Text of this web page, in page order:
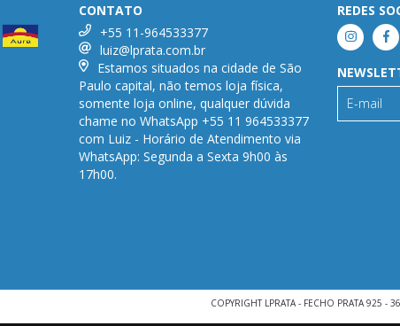
CONTATO
+55 11-964533377
luiz@lprata.com.br
Estamos situados na cidade de São
Paulo capital, não temos loja física,
somente loja online, qualquer dúvida
chame no WhatsApp +55 11 964533377
com Luiz - Horário de Atendimento via
WhatsApp: Segunda a Sexta 9h00 às
17h00.
REDES
COPYRIGHT LPRATA - FECHO PRATA 925 -